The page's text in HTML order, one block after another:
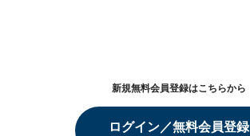
新規無料会員登録はこちらから
ログイン／無料会員登録